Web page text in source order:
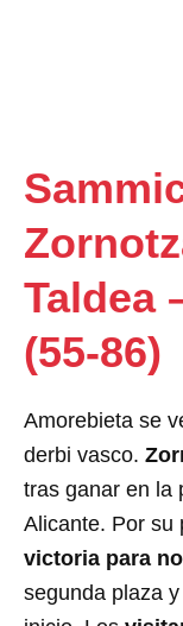
Taldea
(55-86)
Amorebieta se
derbi vasco.
tras ganar en la
Alicante. Por su
victoria para
segunda plaza